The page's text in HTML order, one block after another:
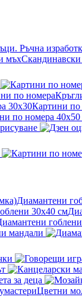
Картини по
по номера 40x50
Диамантени
мандали
за деца
Цветни